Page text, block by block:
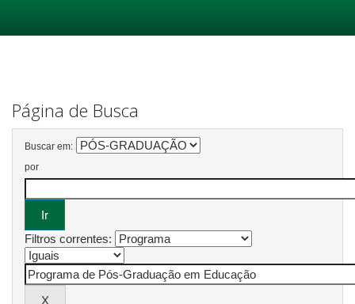
Página de Busca
Buscar em:
por
Filtros correntes: